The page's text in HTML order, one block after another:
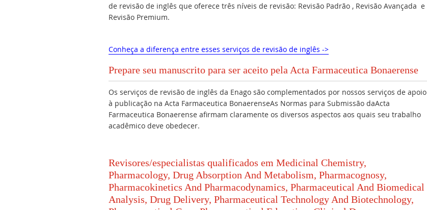
de revisão de inglês que oferece três níveis de revisão: Revisão Padrão , Revisão Avançada e
Revisão Premium.
Conheça a diferença entre esses serviços de revisão de inglês ->
Prepare seu manuscrito para ser aceito pela Acta Farmaceutica Bonaerense
Os serviços de revisão de inglês da Enago são complementados por nossos serviços de apoio
à publicação na Acta Farmaceutica BonaerenseAs Normas para Submissão daActa
Farmaceutica Bonaerense afirmam claramente os diversos aspectos aos quais seu trabalho
acadêmico deve obedecer.
Revisores/especialistas qualificados em Medicinal Chemistry,
Pharmacology, Drug Absorption And Metabolism, Pharmacognosy,
Pharmacokinetics And Pharmacodynamics, Pharmaceutical And Biomedical
Analysis, Drug Delivery, Pharmaceutical Technology And Biotechnology,